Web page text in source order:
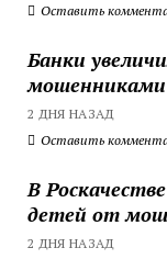
Оставить
Банки
мошенниками
2 ДНЯ НАЗАД
Оставить
В
детей от
2 ДНЯ НАЗАД